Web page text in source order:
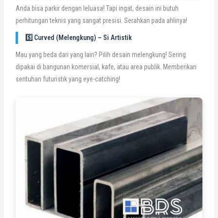
Anda bisa parkir dengan leluasa! Tapi ingat, desain ini butuh
perhitungan teknis yang sangat presisi. Serahkan pada ahlinya!
5️⃣ Curved (Melengkung) – Si Artistik
Mau yang beda dari yang lain? Pilih desain melengkung! Sering
dipakai di bangunan komersial, kafe, atau area publik. Memberikan
sentuhan futuristik yang eye-catching!